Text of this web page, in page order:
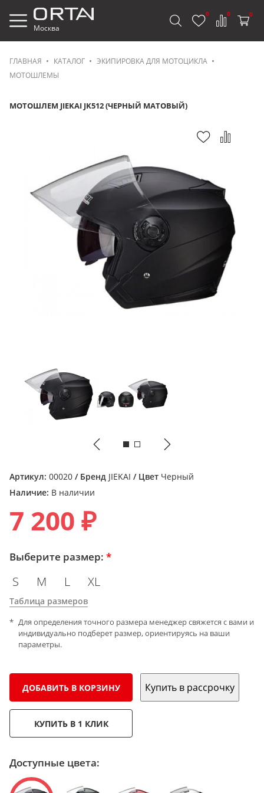
Москва
0 0 0
ГЛАВНАЯ КАТАЛОГ
ЭКИПИРОВКА ДЛЯ МОТОЦИКЛА
МОТОШЛЕМЫ
МОТОШЛЕМ JIEKAI JK512 (ЧЕРНЫЙ МАТОВЫЙ)
Артикул: 00020 / Бренд JIEKAI / Цвет Черный
Наличие: В наличии
7 200 ₽
Выберите размер: *
S M L XL
Таблица размеров
Для определения точного размера менеджер свяжется с вами и
индивидуально подберет размер, ориентируясь на ваши
параметры.
ДОБАВИТЬ В КОРЗИНУ Купить в рассрочку
КУПИТЬ В 1 КЛИК
Доступные цвета: